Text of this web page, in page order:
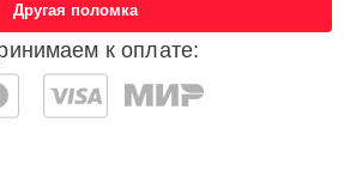
к оплате:
Другая поломка